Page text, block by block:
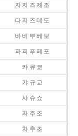
자 지 즈 제 조
다 지 즈 데 도
바 비 부 베 보
파 피 푸 페 포
캬 큐 쿄
갸 규 교
샤 슈 쇼
자 주 조
차 추 초